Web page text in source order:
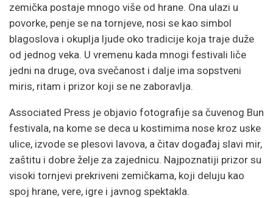
zemička postaje mnogo više od hrane. Ona ulazi u
povorke, penje se na tornjeve, nosi se kao simbol
blagoslova i okuplja ljude oko tradicije koja traje duže
od jednog veka. U vremenu kada mnogi festivali liče
jedni na druge, ova svečanost i dalje ima sopstveni
miris, ritam i prizor koji se ne zaboravlja.
Associated Press je objavio fotografije sa čuvenog Bun
festivala, na kome se deca u kostimima nose kroz uske
ulice, izvode se plesovi lavova, a čitav događaj slavi mir,
zaštitu i dobre želje za zajednicu. Najpoznatiji prizor su
visoki tornjevi prekriveni zemičkama, koji deluju kao
spoj hrane, vere, igre i javnog spektakla.